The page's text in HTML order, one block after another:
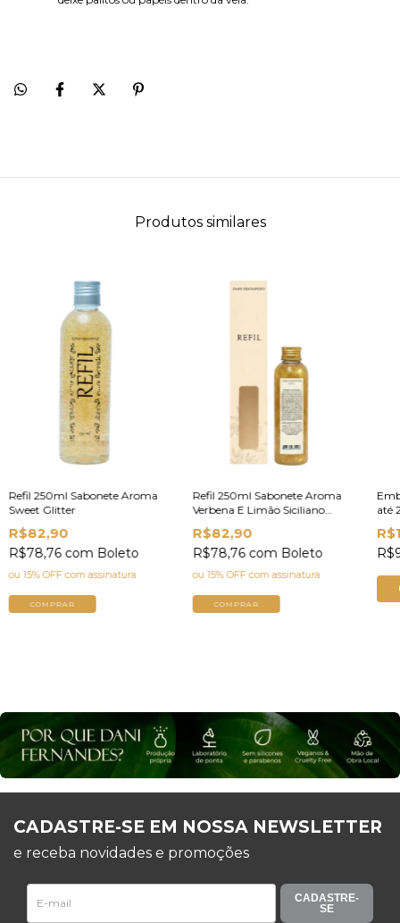
Produtos similares
Refil 250ml Sabonete Aroma
Sweet Glitter
R$82,90
R$78,76 com Boleto
ou 15% OFFcom assinatura
COMPRAR
Refil 250ml Sabonete Aroma
Verbena E Limão Siciliano
Glitter | Dani Fernandes
R$82,90
R$78,76 com Boleto
ou 15% OFFcom assinatura
COMPRAR
até
CADASTRE-SE EM NOSSA NEWSLETTER
e receba novidades e promoções
CADASTRE-
SE